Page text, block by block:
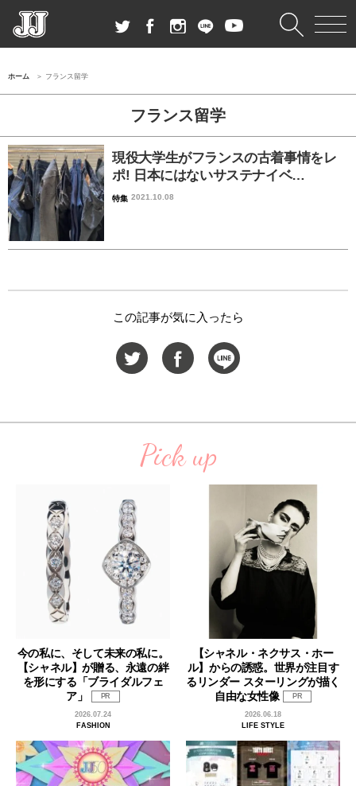
ホーム フランス留学
フランス留学
現役大学生がフランスの古着事情をレ
ポ! 日本にはないサステナイベ…
特集 2021.10.08
この記事が気に入ったら
Pick up
今の私に、そして未来の私に。
【シャネル】が贈る、永遠の絆
を形にする「ブライダルフェ
ア」
PR
2026.07.24
FASHION
【シャネル・ネクサス・ホー
ル】からの誘惑。世界が注目す
るリンダー スターリングが描く
自由な女性像
PR
2026.06.18
LIFE STYLE